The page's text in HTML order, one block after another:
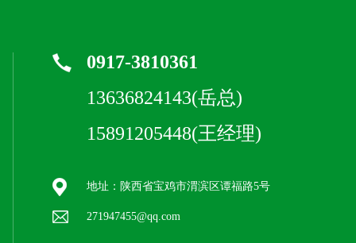
0917-3810361
13636824143(岳总)
15891205448(王经理)
地址：陕西省宝鸡市渭滨区谭福路5号
271947455@qq.com